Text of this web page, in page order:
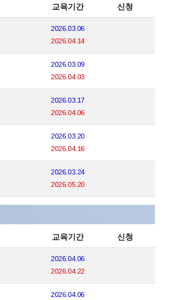
교육기간 신청
2026.03.06
2026.04.14
2026.03.09
2026.04.03
2026.03.17
2026.04.06
2026.03.20
2026.04.16
2026.03.24
2026.05.20
교육기간 신청
2026.04.06
2026.04.22
2026.04.06